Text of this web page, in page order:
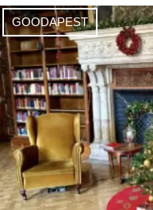
GOODAPEST